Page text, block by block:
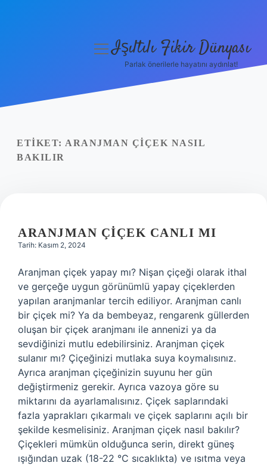
Yasal Uyarı
menüyüIşıltılı Fikir Dünyası
Parlak önerilerle hayatını aydınlat!
ETIKET: ARANJMAN ÇIÇEK NASIL
BAKILIR
ARANJMAN ÇIÇEK CANLI MI
Tarih: Kasım 2, 2024
Aranjman çiçek yapay mı? Nişan çiçeği olarak ithal
ve gerçeğe uygun görünümlü yapay çiçeklerden
yapılan aranjmanlar tercih ediliyor. Aranjman canlı
bir çiçek mi? Ya da bembeyaz, rengarenk güllerden
oluşan bir çiçek aranjmanı ile annenizi ya da
sevdiğinizi mutlu edebilirsiniz. Aranjman çiçek
sulanır mı? Çiçeğinizi mutlaka suya koymalısınız.
Ayrıca aranjman çiçeğinizin suyunu her gün
değiştirmeniz gerekir. Ayrıca vazoya göre su
miktarını da ayarlamalısınız. Çiçek saplarındaki
fazla yaprakları çıkarmalı ve çiçek saplarını açılı bir
şekilde kesmelisiniz. Aranjman çiçek nasıl bakılır?
Çiçekleri mümkün olduğunca serin, direkt güneş
ışığından uzak (18-22 °C sıcaklıkta) ve ısıtma veya